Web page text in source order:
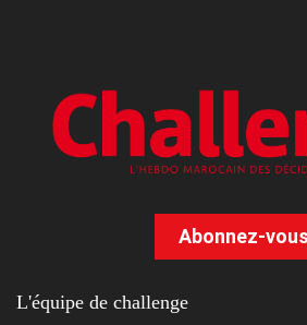
Abonnez-vous
L'équipe de challenge